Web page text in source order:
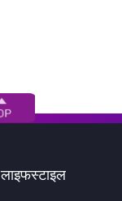
लाइफस्टाइल